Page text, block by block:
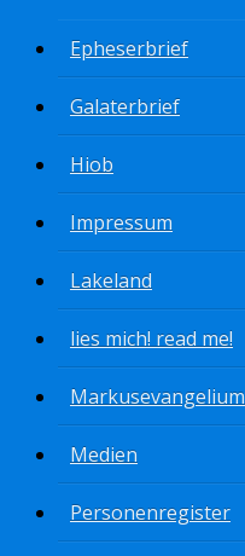
Epheserbrief
Galaterbrief
Hiob
Impressum
Lakeland
lies mich! read me!
Markusevangelium
Medien
Personenregister